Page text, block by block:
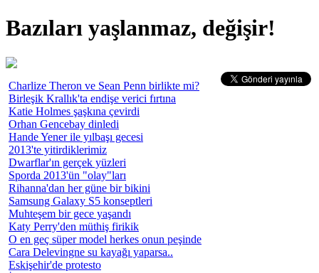
Bazıları yaşlanmaz, değişir!
Charlize Theron ve Sean Penn birlikte mi?
Birleşik Krallık'ta endişe verici fırtına
Katie Holmes şaşkına çevirdi
Orhan Gencebay dinledi
Hande Yener ile yılbaşı gecesi
2013'te yitirdiklerimiz
Dwarflar'ın gerçek yüzleri
Sporda 2013'ün "olay"ları
Rihanna'dan her güne bir bikini
Samsung Galaxy S5 konseptleri
Muhteşem bir gece yaşandı
Katy Perry'den müthiş firikik
O en geç süper model herkes onun peşinde
Cara Delevingne su kayağı yaparsa..
Eskişehir'de protesto